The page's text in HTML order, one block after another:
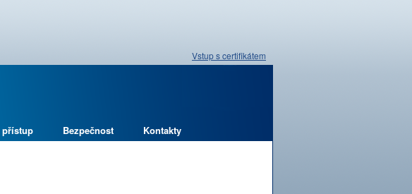
Vstup s certifikátem
přístup Bezpečnost Kontakty